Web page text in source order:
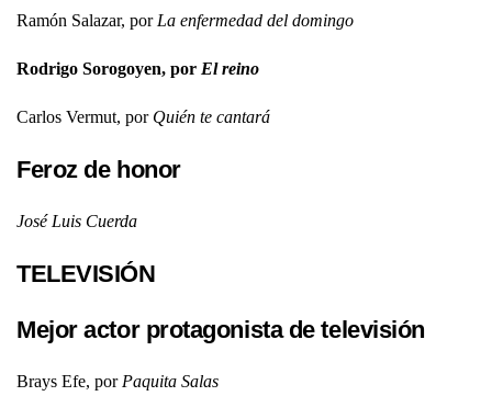
Ramón Salazar, por La enfermedad del domingo
Rodrigo Sorogoyen, por El reino
Carlos Vermut, por Quién te cantará
Feroz de honor
José Luis Cuerda
TELEVISIÓN
Mejor actor protagonista de televisión
Brays Efe, por Paquita Salas